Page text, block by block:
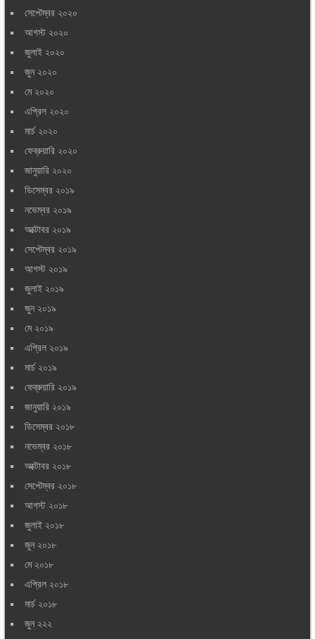
সেপ্টেম্বর ২০২০
আগস্ট ২০২০
জুলাই ২০২০
জুন ২০২০
মে ২০২০
এপ্রিল ২০২০
মার্চ ২০২০
ফেব্রুয়ারি ২০২০
জানুয়ারি ২০২০
ডিসেম্বর ২০১৯
নভেম্বর ২০১৯
অক্টোবর ২০১৯
সেপ্টেম্বর ২০১৯
আগস্ট ২০১৯
জুলাই ২০১৯
জুন ২০১৯
মে ২০১৯
এপ্রিল ২০১৯
মার্চ ২০১৯
ফেব্রুয়ারি ২০১৯
জানুয়ারি ২০১৯
ডিসেম্বর ২০১৮
নভেম্বর ২০১৮
অক্টোবর ২০১৮
সেপ্টেম্বর ২০১৮
আগস্ট ২০১৮
জুলাই ২০১৮
জুন ২০১৮
মে ২০১৮
এপ্রিল ২০১৮
মার্চ ২০১৮
জুন ২২২